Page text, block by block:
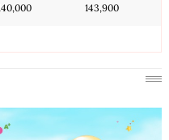
143,900